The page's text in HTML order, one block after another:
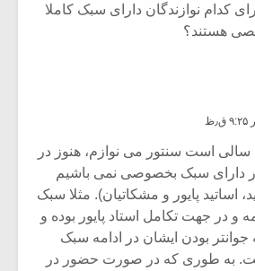
کدام نوازندگان دارای سبک کاملا
هستند؟
سالی است سنتور می نوازم، هنوز در
دارای سبک بخصوصی نمی باشیم
اساتید پایور و مشکاتیان). مثلا سبک
و در جهت تکامل استاد پایور بوده و
جوانتر بودن ایشان در ادامه سبک
به طوری که در صورت حضور در